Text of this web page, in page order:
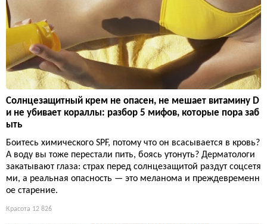
Солнцезащитный крем не опасен, не мешает витамину D
и не убивает кораллы: разбор 5 мифов, которые пора заб
ыть
Боитесь химического SPF, потому что он всасывается в кровь?
А воду вы тоже перестали пить, боясь утонуть? Дерматологи
закатывают глаза: страх перед солнцезащитой раздут соцсетя
ми, а реальная опасность — это меланома и преждевременн
ое старение.
Красота 12 826